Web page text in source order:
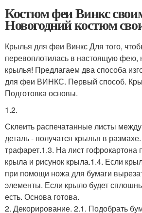
Костюм феи Винкс
Новогодний костюм
Крылья для феи Винкс Для того,
перевоплотилась в настоящую фею,
крылья! Предлагаем два способа
для феи ВИНКС. Первый способ.
Подготовка основы.
1.2.
Склеить распечатанные листы
деталь - получатся крылья в
трафарет.1.3. На лист гофрокартона
крыла и рисунок крыла.1.4. Если
при помощи ножа для бумаги
элементы. Если крыло будет
есть. Основа готова.
2. Декорирование. 2.1. Подобрать